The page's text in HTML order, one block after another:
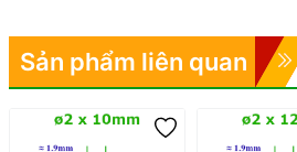
Sản phẩm liên quan